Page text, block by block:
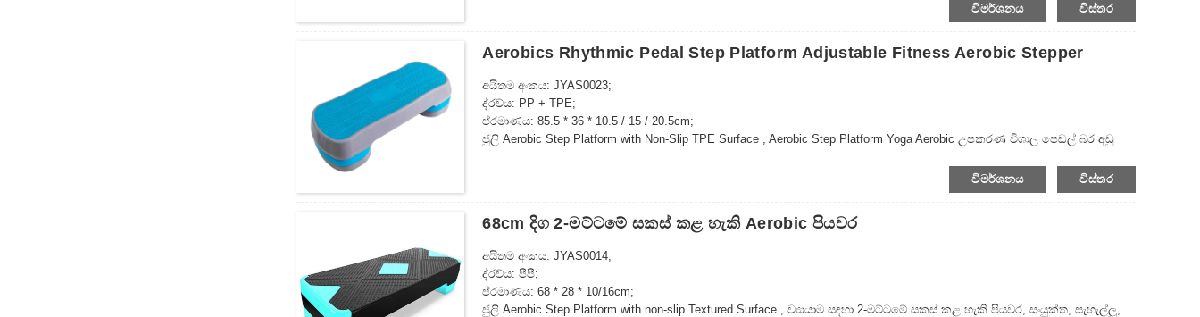
විමර්ශනය
විස්තර
Aerobics Rhythmic Pedal Step Platform Adjustable Fitness Aerobic Stepper
අයිතම අංකය: JYAS0023;
ද්රව්ය: PP + TPE;
ප්රමාණය: 85.5 * 36 * 10.5 / 15 / 20.5cm;
ජුලි Aerobic Step Platform with Non-Slip TPE Surface , Aerobic Step Platform Yoga Aerobic උපකරණ විශාල පෙඩල් බර අඩු
විමර්ශනය
විස්තර
68cm දිග ​​2-මට්ටමේ සකස් කළ හැකි Aerobic පියවර
අයිතම අංකය: JYAS0014;
ද්රව්ය: පීපී;
ප්රමාණය: 68 * 28 * 10/16cm;
ජුලි Aerobic Step Platform with non-slip Textured Surface , ව්‍යායාම සඳහා 2-මට්ටමේ සකස් කළ හැකි පියවර, සංයුක්ත, සැහැල්ලු,